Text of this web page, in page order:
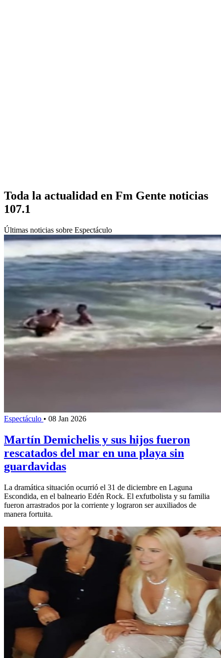
Toda la actualidad en Fm Gente noticias
107.1
Últimas noticias sobre Espectáculo
Espectáculo • 08 Jan 2026
Martín Demichelis y sus hijos fueron
rescatados del mar en una playa sin
guardavidas
La dramática situación ocurrió el 31 de diciembre en Laguna
Escondida, en el balneario Edén Rock. El exfutbolista y su familia
fueron arrastrados por la corriente y lograron ser auxiliados de
manera fortuita.